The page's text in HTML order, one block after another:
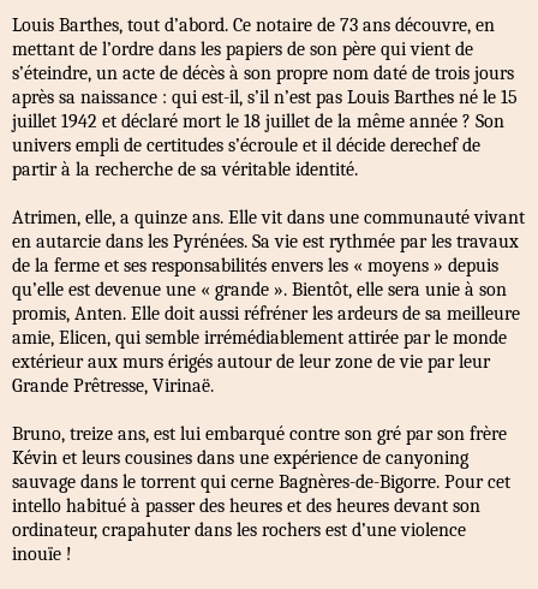
Louis Barthes, tout d’abord. Ce notaire de 73 ans découvre, en
mettant de l’ordre dans les papiers de son père qui vient de
s’éteindre, un acte de décès à son propre nom daté de trois jours
après sa naissance : qui est-il, s’il n’est pas Louis Barthes né le 15
juillet 1942 et déclaré mort le 18 juillet de la même année ? Son
univers empli de certitudes s’écroule et il décide derechef de
partir à la recherche de sa véritable identité.
Atrimen, elle, a quinze ans. Elle vit dans une communauté vivant
en autarcie dans les Pyrénées. Sa vie est rythmée par les travaux
de la ferme et ses responsabilités envers les « moyens » depuis
qu’elle est devenue une « grande ». Bientôt, elle sera unie à son
promis, Anten. Elle doit aussi réfréner les ardeurs de sa meilleure
amie, Elicen, qui semble irrémédiablement attirée par le monde
extérieur aux murs érigés autour de leur zone de vie par leur
Grande Prêtresse, Virinaë.
Bruno, treize ans, est lui embarqué contre son gré par son frère
Kévin et leurs cousines dans une expérience de canyoning
sauvage dans le torrent qui cerne Bagnères-de-Bigorre. Pour cet
intello habitué à passer des heures et des heures devant son
ordinateur, crapahuter dans les rochers est d’une violence
inouïe !